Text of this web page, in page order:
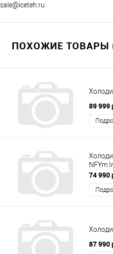
sale@iceteh.ru
ПОХОЖИЕ ТОВАРЫ
89 999
NFYm
74 990
87 990